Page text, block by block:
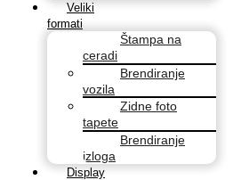
Veliki
formati
Štampa na
ceradi
Brendiranje
vozila
Zidne foto
tapete
Brendiranje
izloga
Display